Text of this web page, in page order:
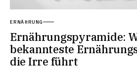
ERNÄHRUNG
Ernährungspyramide:
bekannteste
die Irre führt